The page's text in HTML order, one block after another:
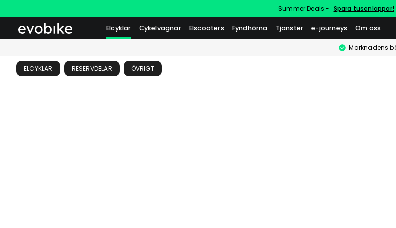
Summer Deals - Spara tusenlappar!
Elcyklar Cykelvagnar Elscooters Fyndhörna Tjänster e-journeys Om oss
Marknadens
ELCYKLAR RESERVDELAR ÖVRIGT